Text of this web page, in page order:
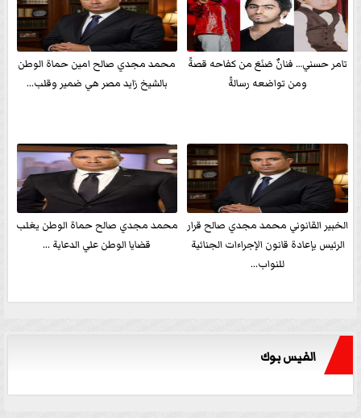
تامر حسني… فنانٌ صَنَعَ من كفاحه قصةً
ومن تواضعه رسالةً
محمد مجدي صالح امين حماة الوطن
بالشيخ زايد مصر هي ضمير وقلب...
الخبير القانوني محمد مجدي صالح قرار
الرئيس بإعادة قانون الإجراءات الجنائية
للنواب...
محمد مجدي صالح حماة الوطن يغلب
قضايا الوطن علي الدعاية ...
الفيس بوك